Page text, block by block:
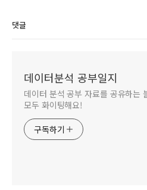
댓글
데이터분석 공부일지
데이터 분석 공부 자료를 공유하는
모두 화이팅해요!
구독하기